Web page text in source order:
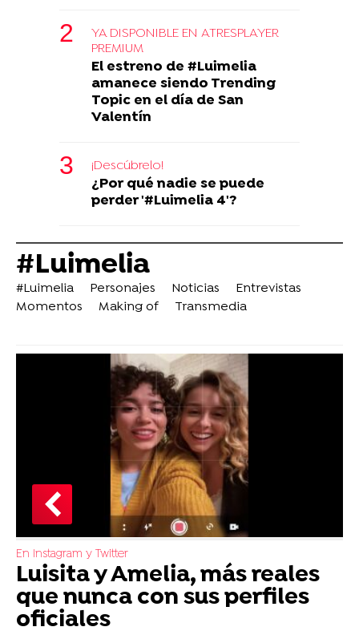
YA DISPONIBLE EN ATRESPLAYER
PREMIUM
El estreno de #Luimelia
amanece siendo Trending
Topic en el día de San
Valentín
¡Descúbrelo!
¿Por qué nadie se puede
perder '#Luimelia 4'?
#Luimelia
#Luimelia Personajes Noticias
Entrevistas
Momentos
Making of Transmedia
En Instagram y Twitter
Luisita y Amelia, más reales
que nunca con sus perfiles
oficiales